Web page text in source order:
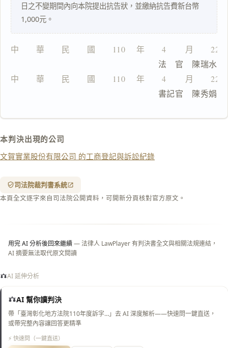
日之不變期間內向本院提出抗告狀，並繳納抗告費新台幣
1,000元。
中　　華　　民　　國　　110 　年　　4 　　月　　22
                              法　官　陳瑞水
中　　華　　民　　國　　110 　年　　4 　　月　　22
                              書記官　陳秀娟
本判決出現的公司
文賀實業股份有限公司 的工商登記與訴訟紀錄
司法院裁判書系統
本頁全文逐字來自司法院公開資料，可開新分頁核對官方原文。
用完 AI 分析後回來繼續— 法律人 LawPlayer 有判決書全文與相關法規連結，
AI 摘要無法取代原文閱讀
AI 延伸分析
AI 幫你讀判決
帶「臺灣彰化地方法院110年度訴字…」去 AI 深度解析——快速問一鍵直送，
或帶完整內容讓回答更精準
⚡ 快速問（一鍵直送）
複
全
文